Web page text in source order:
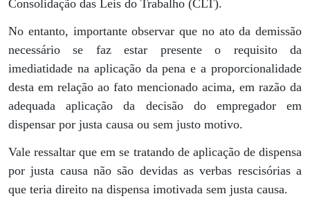
Consolidação das Leis do Trabalho (CLT).
No entanto, importante observar que no ato da demissão
necessário se faz estar presente o requisito da
imediatidade na aplicação da pena e a proporcionalidade
desta em relação ao fato mencionado acima, em razão da
adequada aplicação da decisão do empregador em
dispensar por justa causa ou sem justo motivo.
Vale ressaltar que em se tratando de aplicação de dispensa
por justa causa não são devidas as verbas rescisórias a
que teria direito na dispensa imotivada sem justa causa.